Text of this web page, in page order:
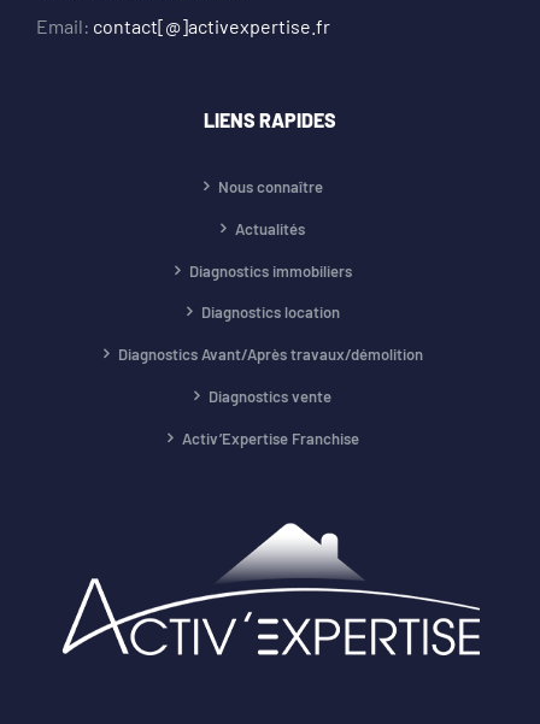
Email: contact[@]activexpertise.fr
LIENS RAPIDES
Nous connaître
Actualités
Diagnostics immobiliers
Diagnostics location
Diagnostics Avant/Après travaux/démolition
Diagnostics vente
Activ’Expertise Franchise